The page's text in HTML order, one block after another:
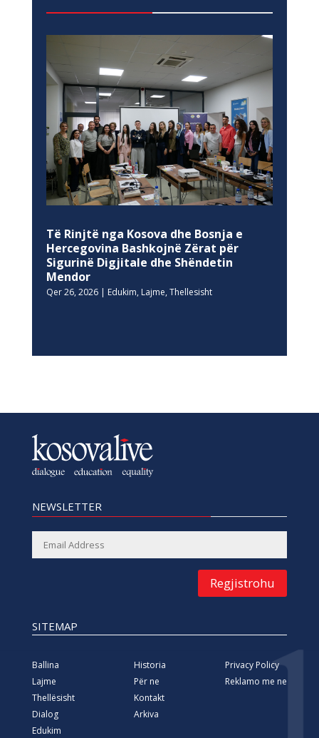
Të Rinjtë nga Kosova dhe Bosnja e
Hercegovina Bashkojnë Zërat për
Sigurinë Digjitale dhe Shëndetin
Mendor
Qer 26, 2026| Edukim, Lajme, Thellesisht
NEWSLETTER
Regjistrohu
SITEMAP
Ballina
Lajme
Thellësisht
Dialog
Edukim
Historia
Për ne
Kontakt
Arkiva
Privacy Policy
Reklamo me ne